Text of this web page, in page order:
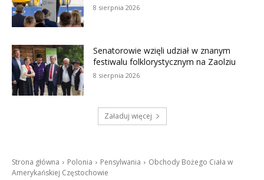
8 sierpnia 2026
Senatorowie wzięli udział w znanym
festiwalu folklorystycznym na Zaolziu
8 sierpnia 2026
Załaduj więcej